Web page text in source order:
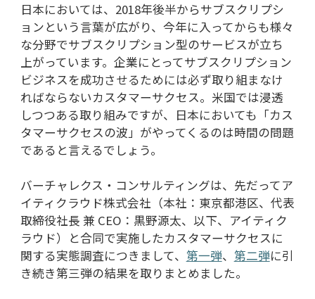
日本においては、2018年後半からサブスクリプシ
ョンという言葉が広がり、今年に入ってからも様々
な分野でサブスクリプション型のサービスが立ち
上がっています。企業にとってサブスクリプション
ビジネスを成功させるためには必ず取り組まなけ
ればならないカスタマーサクセス。米国では浸透
しつつある取り組みですが、日本においても「カス
タマーサクセスの波」がやってくるのは時間の問題
であると言えるでしょう。
バーチャレクス・コンサルティングは、先だってア
イティクラウド株式会社（本社：東京都港区、代表
取締役社長 兼 CEO：黒野源太、以下、アイティク
ラウド）と合同で実施したカスタマーサクセスに
関する実態調査につきまして、 第一弾、 第二弾に引
き続き第三弾の結果を取りまとめました。